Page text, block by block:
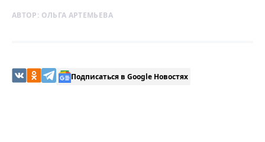
АВТОР: ОЛЬГА АРТЕМЬЕВА
Подписаться в Google Новостях